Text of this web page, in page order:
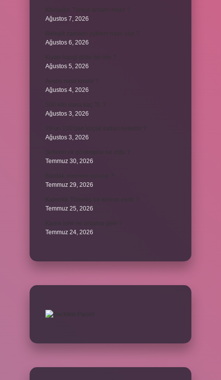
Ağustos 7, 2026
Ağustos 6, 2026
Ağustos 5, 2026
Ağustos 4, 2026
Ağustos 3, 2026
Ağustos 3, 2026
Temmuz 30, 2026
Temmuz 29, 2026
Temmuz 25, 2026
Temmuz 24, 2026